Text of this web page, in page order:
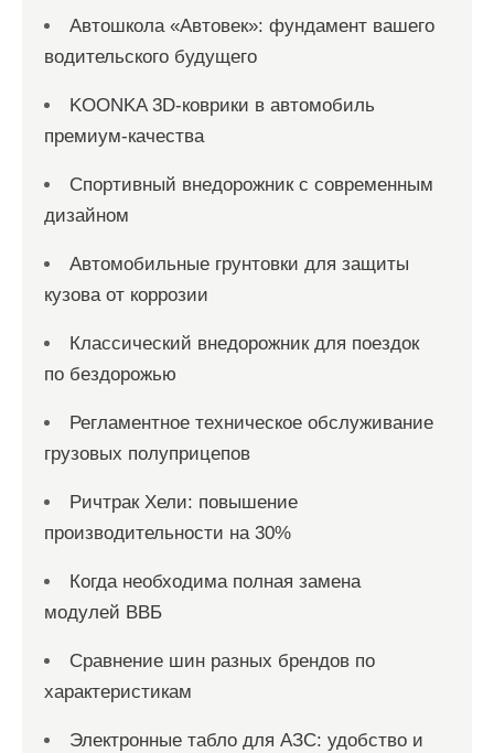
Автошкола «Автовек»: фундамент вашего
водительского будущего
KOONKA 3D-коврики в автомобиль
премиум-качества
Спортивный внедорожник с современным
дизайном
Автомобильные грунтовки для защиты
кузова от коррозии
Классический внедорожник для поездок
по бездорожью
Регламентное техническое обслуживание
грузовых полуприцепов
Ричтрак Хели: повышение
производительности на 30%
Когда необходима полная замена
модулей ВВБ
Сравнение шин разных брендов по
характеристикам
Электронные табло для АЗС: удобство и